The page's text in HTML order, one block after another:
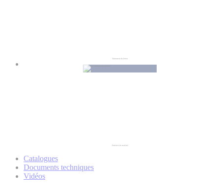
Traitement du béton
Entretien du matériel
Catalogues
Documents techniques
Vidéos